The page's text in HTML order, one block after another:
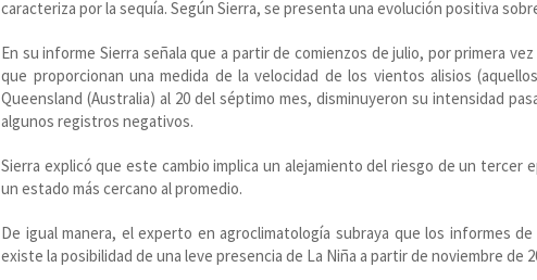
caracteriza por la sequía. Según Sierra, se presenta una evolución positiva
En su informe Sierra señala que a partir de comienzos de julio, por primera
que proporcionan una medida de la velocidad de los vientos alisios
Queensland (Australia) al 20 del séptimo mes, disminuyeron su intensidad
algunos registros negativos.
Sierra explicó que este cambio implica un alejamiento del riesgo de un tercer
un estado más cercano al promedio.
De igual manera, el experto en agroclimatología subraya que los informes
existe la posibilidad de una leve presencia de La Niña a partir de noviembre de